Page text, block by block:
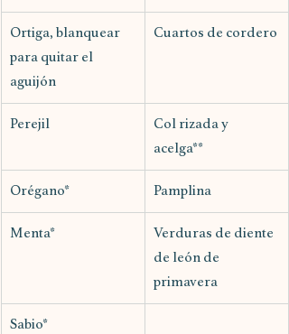
Ortiga, blanquear
para quitar el
aguijón
Cuartos de cordero
Perejil
Col rizada y
acelga**
Orégano* Pamplina
Menta*
Verduras de diente
de león de
primavera
Sabio*